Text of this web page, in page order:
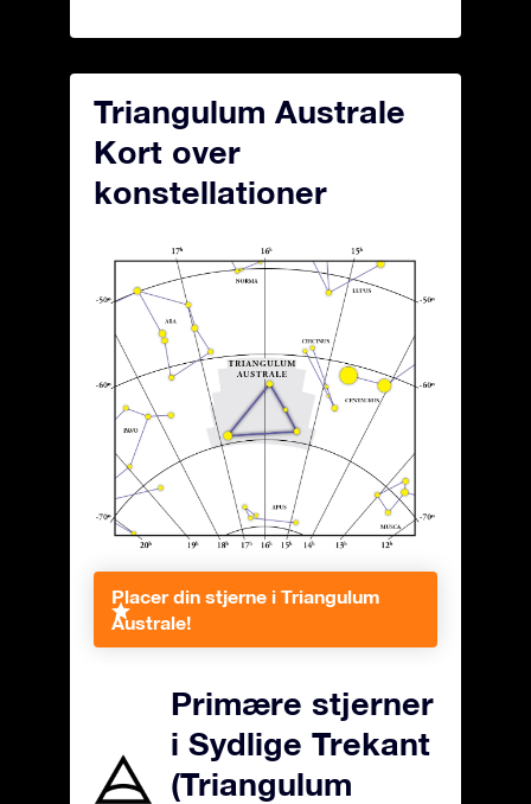
Triangulum Australe
Kort over
konstellationer
Placer din stjerne i Triangulum
Australe!
Primære stjerner
i Sydlige Trekant
(Triangulum